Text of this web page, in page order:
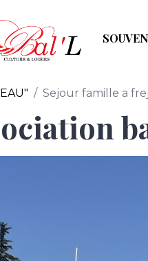
Sejour famille a